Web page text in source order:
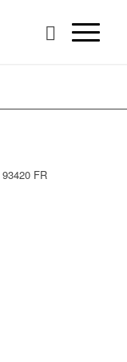
93420 FR